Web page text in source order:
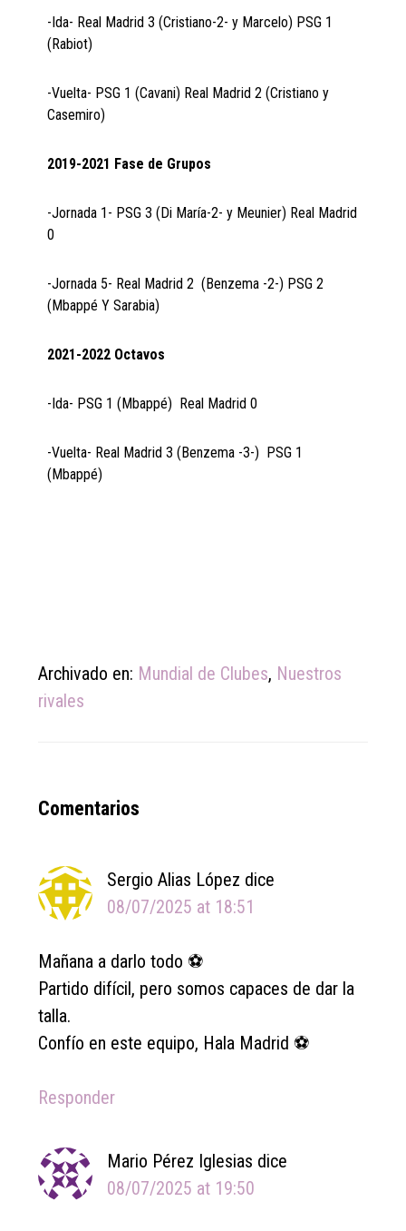
-Ida- Real Madrid 3 (Cristiano-2- y Marcelo) PSG 1
(Rabiot)
-Vuelta- PSG 1 (Cavani) Real Madrid 2 (Cristiano y
Casemiro)
2019-2021 Fase de Grupos
-Jornada 1- PSG 3 (Di María-2- y Meunier) Real Madrid
0
-Jornada 5- Real Madrid 2 (Benzema -2-) PSG 2
(Mbappé Y Sarabia)
2021-2022 Octavos
-Ida- PSG 1 (Mbappé) Real Madrid 0
-Vuelta- Real Madrid 3 (Benzema -3-) PSG 1
(Mbappé)
Archivado en: Mundial de Clubes, Nuestros
rivales
Reader
Comentarios
Sergio Alias López dice
08/07/2025 at 18:51
Mañana a darlo todo ⚽️
Partido difícil, pero somos capaces de dar la
talla.
Confío en este equipo, Hala Madrid ⚽️
Responder
Mario Pérez Iglesias dice
08/07/2025 at 19:50